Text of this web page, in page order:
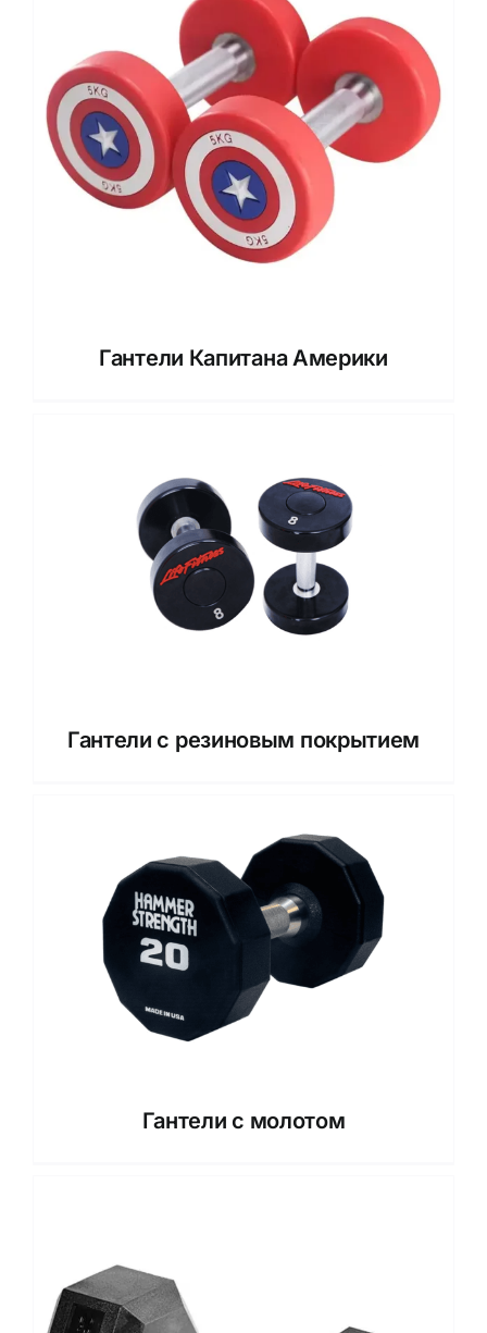
Гантели Капитана Америки
Гантели с резиновым покрытием
Гантели с молотом